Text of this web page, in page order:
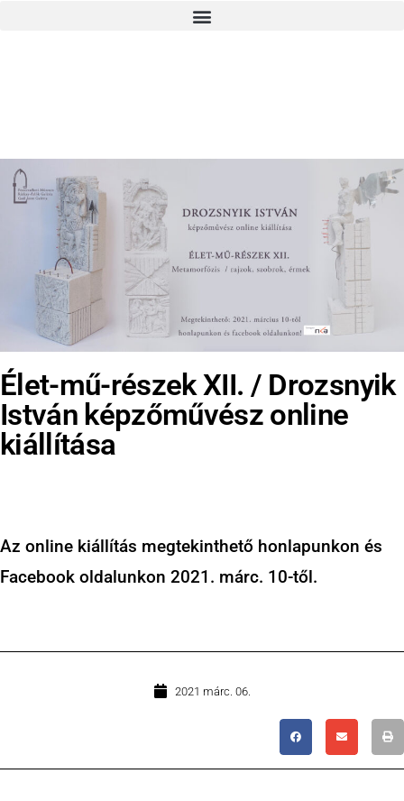
Élet-mű-részek XII. / Drozsnyik
István képzőművész online
kiállítása
Az online kiállítás megtekinthető honlapunkon és
Facebook oldalunkon 2021. márc. 10-től.
2021 márc. 06.